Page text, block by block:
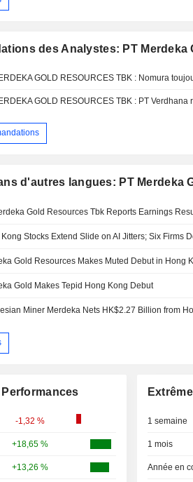
des Analystes: PT Merdeka
GOLD RESOURCES TBK : Nomura
d'autres langues: PT Merdeka
Gold Resources Makes Muted Debut in Hong
Gold Makes Tepid Hong Kong Debut
-1,32 %
+18,65 %
+13,26 %
1 semaine
1 mois
Année en